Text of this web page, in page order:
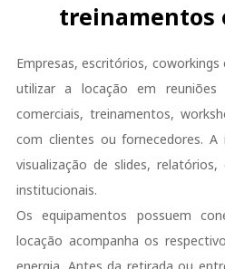
treinamentos
Empresas, escritórios,
utilizar a locação em reuniões
comerciais, treinamentos,
com clientes ou fornecedores. A
visualização de slides,
institucionais.
Os equipamentos possuem
locação acompanha os
energia. Antes da retirada ou